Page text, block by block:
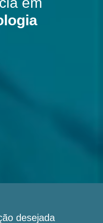
desejada